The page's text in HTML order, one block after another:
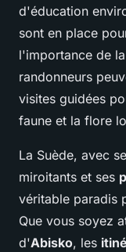
d'éducation
sont en place
l'importance de la
randonneurs
visites guidées
faune et la flore
La Suède, avec
miroitants et ses
véritable paradis
Que vous soyez
d'Abisko, les